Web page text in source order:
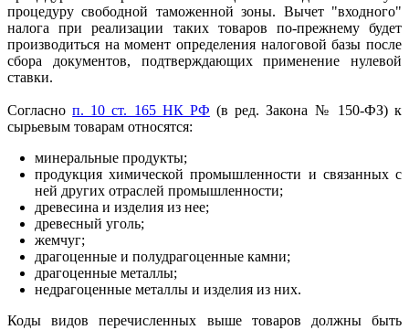
процедуру свободной таможенной зоны. Вычет "входного"
налога при реализации таких товаров по-прежнему будет
производиться на момент определения налоговой базы после
сбора документов, подтверждающих применение нулевой
ставки.
Согласноп. 10 ст. 165 НК РФ (в ред. Закона № 150-ФЗ) к
сырьевым товарам относятся:
минеральные продукты;
продукция химической промышленности и связанных с
ней других отраслей промышленности;
древесина и изделия из нее;
древесный уголь;
жемчуг;
драгоценные и полудрагоценные камни;
драгоценные металлы;
недрагоценные металлы и изделия из них.
Коды видов перечисленных выше товаров должны быть